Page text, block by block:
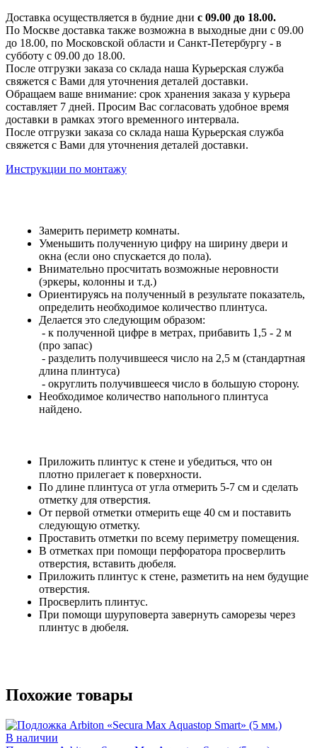
Доставка осуществляется в будние дни с 09.00 до 18.00.
По Москве доставка также возможна в выходные дни с 09.00
до 18.00, по Московской области и Санкт-Петербургу - в
субботу с 09.00 до 18.00.
После отгрузки заказа со склада наша Курьерская служба
свяжется с Вами для уточнения деталей доставки.
Обращаем ваше внимание: срок хранения заказа у курьера
составляет 7 дней. Просим Вас согласовать удобное время
доставки в рамках этого временного интервала.
После отгрузки заказа со склада наша Курьерская служба
свяжется с Вами для уточнения деталей доставки.
Инструкции по монтажу
Замерить периметр комнаты.
Уменьшить полученную цифру на ширину двери и
окна (если оно спускается до пола).
Внимательно просчитать возможные неровности
(эркеры, колонны и т.д.)
Ориентируясь на полученный в результате показатель,
определить необходимое количество плинтуса.
Делается это следующим образом:
- к полученной цифре в метрах, прибавить 1,5 - 2 м
(про запас)
- разделить получившееся число на 2,5 м (стандартная
длина плинтуса)
- округлить получившееся число в большую сторону.
Необходимое количество напольного плинтуса
найдено.
Приложить плинтус к стене и убедиться, что он
плотно прилегает к поверхности.
По длине плинтуса от угла отмерить 5-7 см и сделать
отметку для отверстия.
От первой отметки отмерить еще 40 см и поставить
следующую отметку.
Проставить отметки по всему периметру помещения.
В отметках при помощи перфоратора просверлить
отверстия, вставить дюбеля.
Приложить плинтус к стене, разметить на нем будущие
отверстия.
Просверлить плинтус.
При помощи шуруповерта завернуть саморезы через
плинтус в дюбеля.
Похожие товары
В наличии